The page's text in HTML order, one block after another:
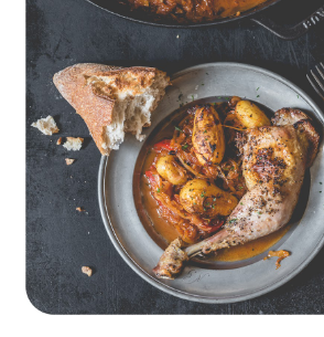
Geschmorte Hähnchenschenkel auf
Kartoffeln